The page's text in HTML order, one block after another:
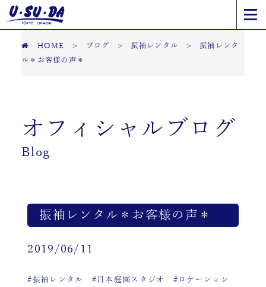
HOME > ブログ >振袖レンタル >振袖レンタ
ル＊お客様の声＊
オフィシャルブログ
Blog
振袖レンタル＊お客様の声＊
2019/06/11
#振袖レンタル #日本庭園スタジオ
#ロケーション